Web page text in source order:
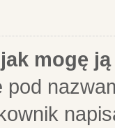
mogę
pod